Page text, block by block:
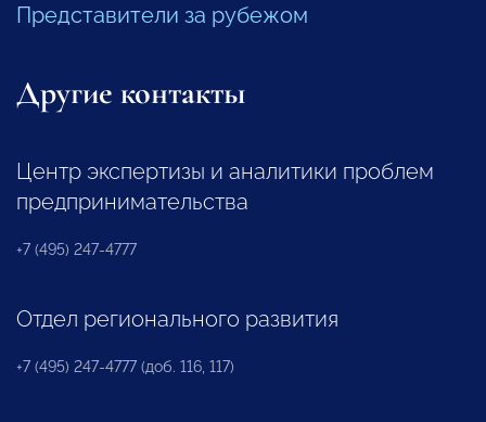
Представители за рубежом
Другие контакты
Центр экспертизы и аналитики проблем
предпринимательства
+7 (495) 247-4777
Отдел регионального развития
+7 (495) 247-4777 (доб. 116, 117)